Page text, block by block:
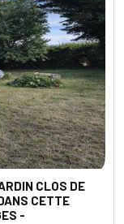
CLOS DE
CETTE
-